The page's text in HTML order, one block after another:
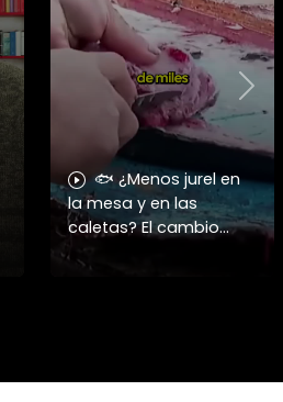
🐟 ¿Menos jurel en
la mesa y en las
caletas? El cambio
climático y El Niño
alteran las aguas